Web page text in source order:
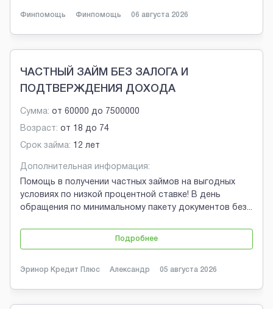
Финпомощь Финпомощь 06 августа 2026
ЧАСТНЫЙ ЗАЙМ БЕЗ ЗАЛОГА И
ПОДТВЕРЖДЕНИЯ ДОХОДА
Сумма: от 60000 до 7500000
Возраст: от 18 до 74
Срок займа: 12 лет
Дополнительная информация:
Помощь в получении частных займов на выгодных
условиях по низкой процентной ставке! В день
обращения по минимальному пакету документов без...
Подробнее
Эринор Кредит Плюс Александр 05 августа 2026